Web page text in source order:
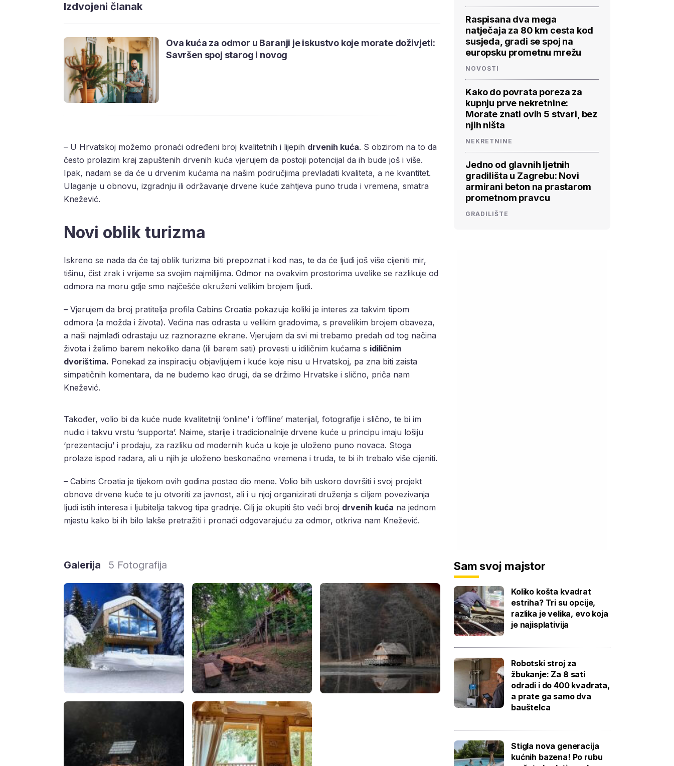
Izdvojeni članak
Ova kuća za odmor u Baranji je iskustvo koje morate doživjeti:
Savršen spoj starog i novog
– U Hrvatskoj možemo pronaći određeni broj kvalitetnih i lijepih drvenih kuća. S obzirom na to da
često prolazim kraj zapuštenih drvenih kuća vjerujem da postoji potencijal da ih bude još i više.
Ipak, nadam se da će u drvenim kućama na našim područjima prevladati kvaliteta, a ne kvantitet.
Ulaganje u obnovu, izgradnju ili održavanje drvene kuće zahtjeva puno truda i vremena, smatra
Knežević.
Novi oblik turizma
Iskreno se nada da će taj oblik turizma biti prepoznat i kod nas, te da će ljudi još više cijeniti mir,
tišinu, čist zrak i vrijeme sa svojim najmilijima. Odmor na ovakvim prostorima uvelike se razlikuje od
odmora na moru gdje smo najčešće okruženi velikim brojem ljudi.
– Vjerujem da broj pratitelja profila Cabins Croatia pokazuje koliki je interes za takvim tipom
odmora (a možda i života). Većina nas odrasta u velikim gradovima, s prevelikim brojem obaveza,
a naši najmlađi odrastaju uz raznorazne ekrane. Vjerujem da svi mi trebamo predah od tog načina
života i želimo barem nekoliko dana (ili barem sati) provesti u idiličnim kućama s idiličnim
dvorištima. Ponekad za inspiraciju objavljujem i kuće koje nisu u Hrvatskoj, pa zna biti zaista
simpatičnih komentara, da ne budemo kao drugi, da se držimo Hrvatske i slično, priča nam
Knežević.
Također, volio bi da kuće nude kvalitetniji ‘online’ i ‘offline’ materijal, fotografije i slično, te bi im
nudio i takvu vrstu ‘supporta’. Naime, starije i tradicionalnije drvene kuće u principu imaju lošiju
‘prezentaciju’ i prodaju, za razliku od modernih kuća u koje je uloženo puno novaca. Stoga
prolaze ispod radara, ali u njih je uloženo beskonačno vremena i truda, te bi ih trebalo više cijeniti.
– Cabins Croatia je tijekom ovih godina postao dio mene. Volio bih uskoro dovršiti i svoj projekt
obnove drvene kuće te ju otvoriti za javnost, ali i u njoj organizirati druženja s ciljem povezivanja
ljudi istih interesa i ljubitelja takvog tipa gradnje. Cilj je okupiti što veći broj drvenih kuća na jednom
mjestu kako bi ih bilo lakše pretražiti i pronaći odgovarajuću za odmor, otkriva nam Knežević.
Galerija 5 Fotografija
Raspisana dva mega
natječaja za 80 km cesta kod
susjeda, gradi se spoj na
europsku prometnu mrežu
NOVOSTI
Kako do povrata poreza za
kupnju prve nekretnine:
Morate znati ovih 5 stvari, bez
njih ništa
NEKRETNINE
Jedno od glavnih ljetnih
gradilišta u Zagrebu: Novi
armirani beton na prastarom
prometnom pravcu
GRADILIŠTE
Sam svoj majstor
Koliko košta kvadrat
estriha? Tri su opcije,
razlika je velika, evo koja
je najisplativija
Robotski stroj za
žbukanje: Za 8 sati
odradi i do 400 kvadrata,
a prate ga samo dva
bauštelca
Stigla nova generacija
kućnih bazena! Po rubu